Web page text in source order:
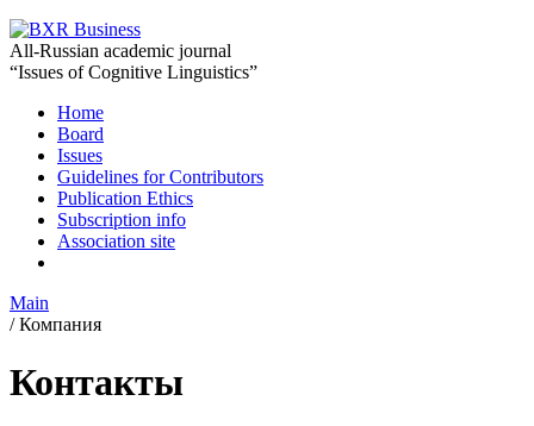
All-Russian academic journal
“Issues of Cognitive Linguistics”
Home
Board
Issues
Guidelines for Contributors
Publication Ethics
Subscription info
Association site
Main
/ Компания
Контакты